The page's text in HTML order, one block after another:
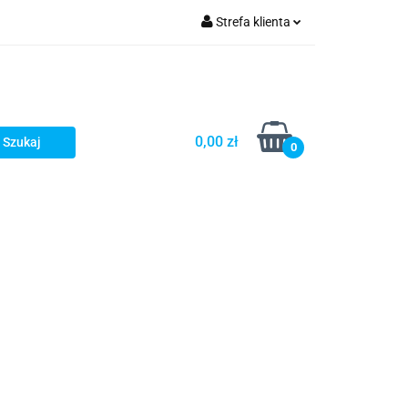
Strefa klienta
Dodaj zgłoszenie
0,00 zł 0